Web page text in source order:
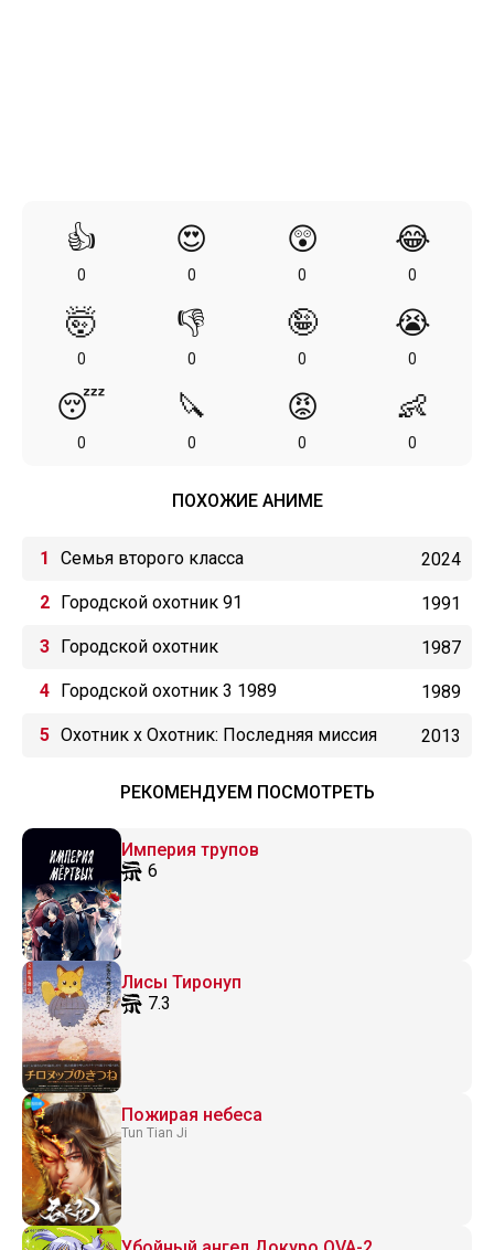
👍
0
😍
0
😲
0
😂
0
🤯
0
👎
0
🤪
0
😭
0
😴
0
🔪
0
😡
0
👶
0
ПОХОЖИЕ АНИМЕ
Семья второго класса 2024
Городской охотник 91 1991
Городской охотник 1987
Городской охотник 3 1989 1989
Охотник х Охотник: Последняя миссия 2013
РЕКОМЕНДУЕМ ПОСМОТРЕТЬ
Империя трупов
6
Лисы Тиронуп
7.3
Пожирая небеса
Tun Tian Ji